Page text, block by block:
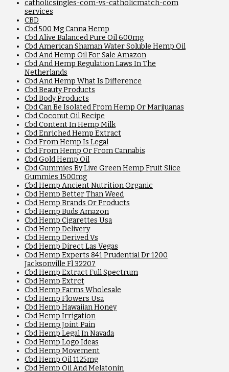
catholicsingles-com-vs-catholicmatch-com
services
CBD
Cbd 500 Mg Canna Hemp
Cbd Alive Balanced Pure Oil 600mg
Cbd American Shaman Water Soluble Hemp Oil
Cbd And Hemp Oil For Sale Amazon
Cbd And Hemp Regulation Laws In The
Netherlands
Cbd And Hemp What Is Difference
Cbd Beauty Products
Cbd Body Products
Cbd Can Be Isolated From Hemp Or Marijuanas
Cbd Coconut Oil Recipe
Cbd Content In Hemp Milk
Cbd Enriched Hemp Extract
Cbd From Hemp Is Legal
Cbd From Hemp Or From Cannabis
Cbd Gold Hemp Oil
Cbd Gummies By Live Green Hemp Fruit Slice
Gummies 1500mg
Cbd Hemp Ancient Nutrition Organic
Cbd Hemp Better Than Weed
Cbd Hemp Brands Or Products
Cbd Hemp Buds Amazon
Cbd Hemp Cigarettes Usa
Cbd Hemp Delivery
Cbd Hemp Derived Vs
Cbd Hemp Direct Las Vegas
Cbd Hemp Experts 841 Prudential Dr 1200
Jacksonville Fl 32207
Cbd Hemp Extract Full Spectrum
Cbd Hemp Extrct
Cbd Hemp Farms Wholesale
Cbd Hemp Flowers Usa
Cbd Hemp Hawaiian Honey
Cbd Hemp Irrigation
Cbd Hemp Joint Pain
Cbd Hemp Legal In Navada
Cbd Hemp Logo Ideas
Cbd Hemp Movement
Cbd Hemp Oil 1125mg
Cbd Hemp Oil And Melatonin